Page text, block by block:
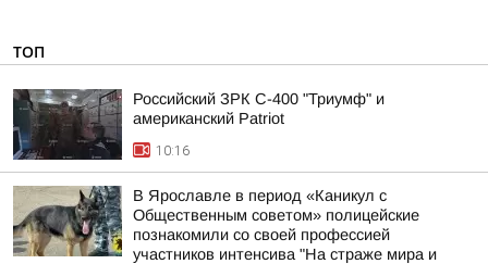
ТОП
Российский ЗРК С-400 "Триумф" и
американский Patriot
10:16
В Ярославле в период «Каникул с
Общественным советом» полицейские
познакомили со своей профессией
участников интенсива "На страже мира и